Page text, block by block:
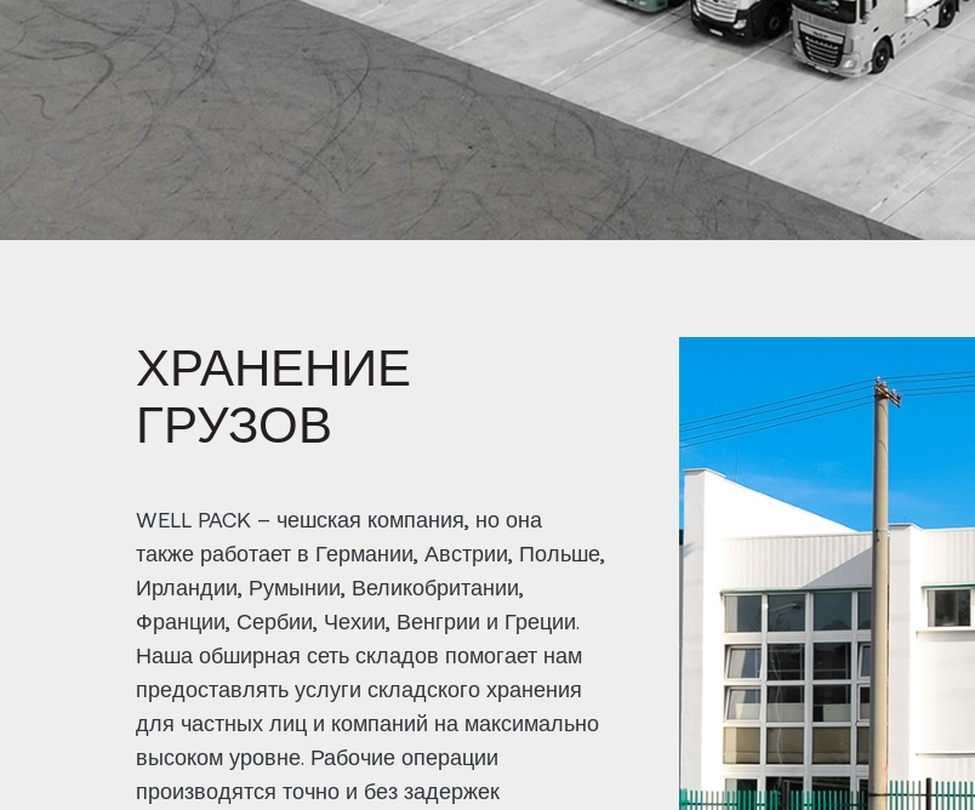
ХРАНЕНИЕ
ГРУЗОВ
WELL PACK – чешская компания, но она
также работает в Германии, Австрии, Польше,
Ирландии, Румынии, Великобритании,
Франции, Сербии, Чехии, Венгрии и Греции.
Наша обширная сеть складов помогает нам
предоставлять услуги складского хранения
для частных лиц и компаний на максимально
высоком уровне. Рабочие операции
производятся точно и без задержек